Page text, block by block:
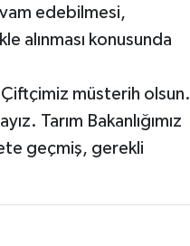
edebilmesi,
alınması konusunda
müsterih olsun.
Tarım Bakanlığımız
geçmiş, gerekli